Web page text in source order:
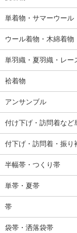
単着物・サマーウール
ウール着物・木綿着物
単羽織・夏羽織・レー
袷着物
アンサンブル
付け下げ・訪問着など
付下げ・訪問着・振り
半幅帯・つくり帯
単帯・夏帯
帯
袋帯・洒落袋帯